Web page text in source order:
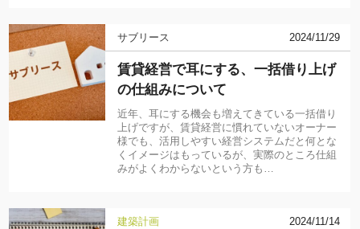
サブリース 2024/11/29
賃貸経営で耳にする、一括借り上げ
の仕組みについて
近年、耳にする機会も増えてきている一括借り
上げですが、賃貸経営に慣れていないオーナー
様でも、活用しやすい経営システムだと何とな
くイメージはもっているが、実際のところ仕組
みがよくわからないという方も…
建築計画 2024/11/14